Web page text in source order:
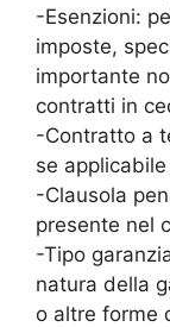
-Esenzioni:
imposte,
importante
contratti in
-Contratto a
se
-Clausola
presente nel
-Tipo
natura della
o altre forme